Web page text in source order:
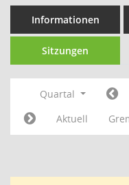
Informationen
Sitzungen
Quartal
Aktuell